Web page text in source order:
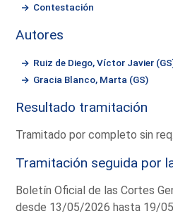
Contestación
Autores
Ruiz de Diego, Víctor Javier
Gracia Blanco, Marta (GS)
Resultado tramitación
Tramitado por completo sin
Tramitación seguida por
Boletín Oficial de las Cortes
desde 13/05/2026 hasta 19/